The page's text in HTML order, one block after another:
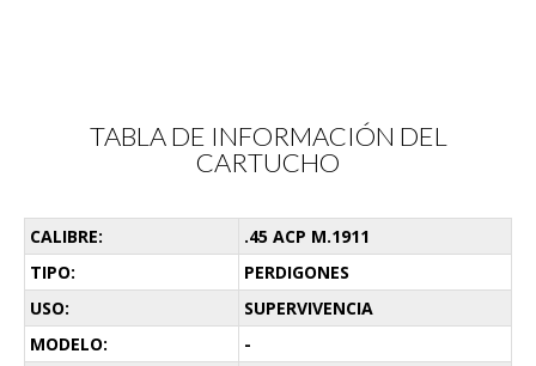
TABLA DE INFORMACIÓN DEL
CARTUCHO
CALIBRE:
.45 ACP M.1911
TIPO:
PERDIGONES
USO:
SUPERVIVENCIA
MODELO:
-